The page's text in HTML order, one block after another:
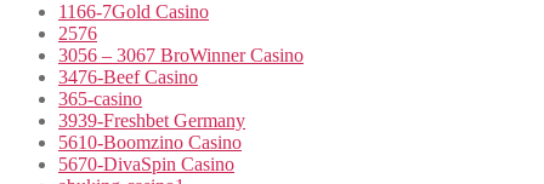
1166-7Gold Casino
2576
3056 – 3067 BroWinner Casino
3476-Beef Casino
365-casino
3939-Freshbet Germany
5610-Boomzino Casino
5670-DivaSpin Casino